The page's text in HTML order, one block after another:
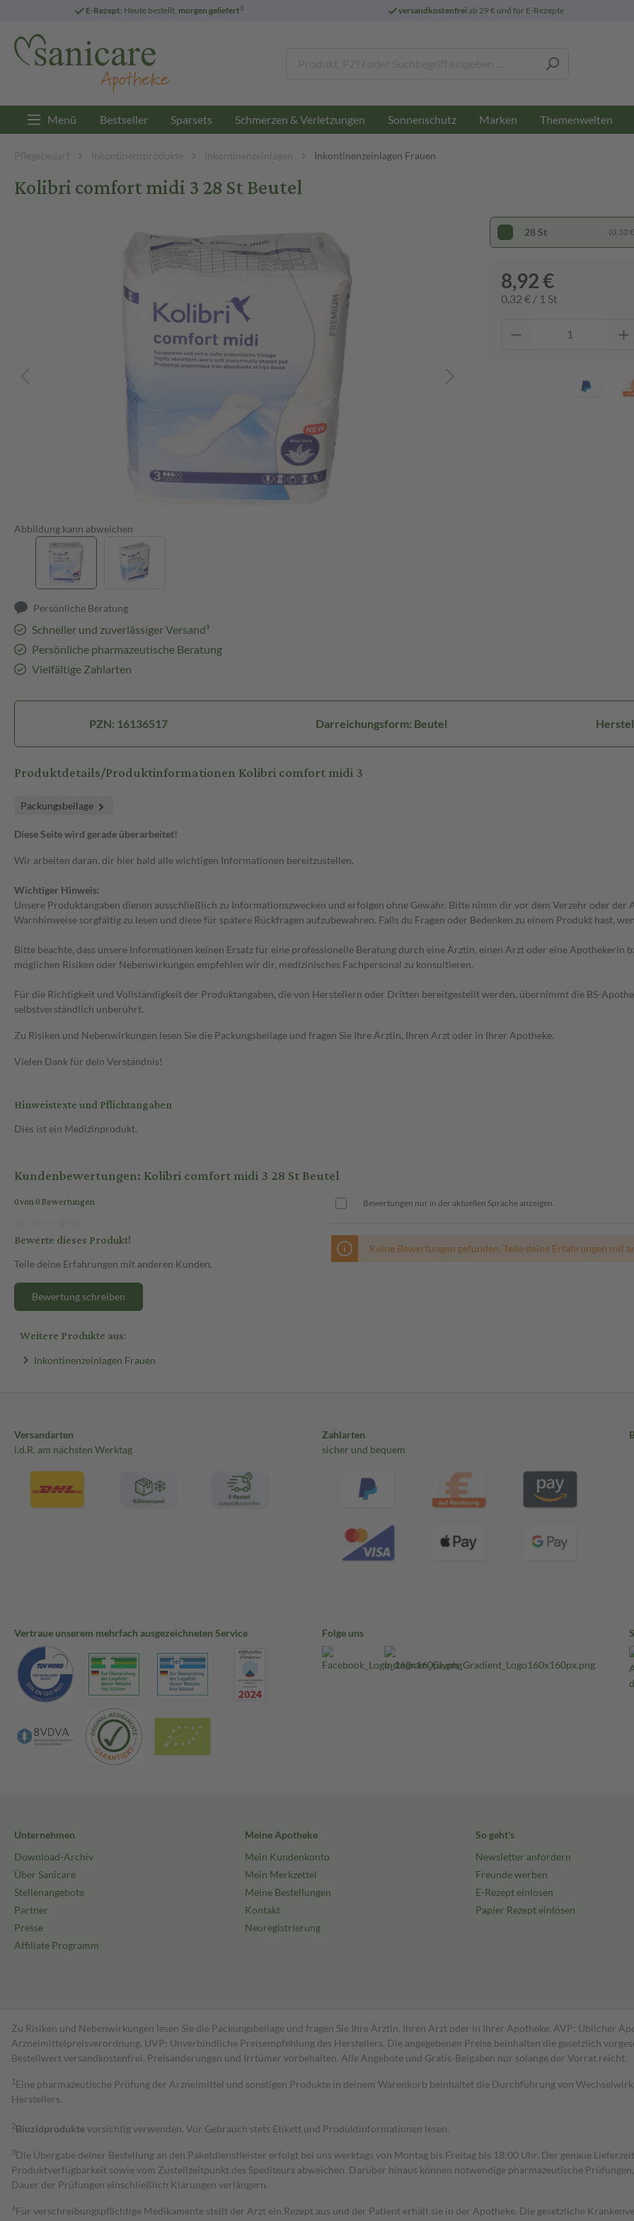
E-Rezept: Heute bestellt, morgen geliefert3 versandkostenfreiab 29 € und für E-Rezepte
Menü Bestseller Sparsets Schmerzen & Verletzungen Sonnenschutz Marken Themenwelten
Pflegebedarf Inkontinenzprodukte Inkontinenzeinlagen Inkontinenzeinlagen Frauen
Kolibri comfort midi 3 28 St Beutel
Abbildung kann abweichen
Persönliche Beratung
Schneller und zuverlässiger Versand³
Persönliche pharmazeutische Beratung
Vielfältige Zahlarten
28 St (0,32
8,92 €
0,32 € / 1 St
PZN: 16136517 Darreichungsform: Beutel
Produktdetails/Produktinformationen Kolibri comfort midi 3
Packungsbeilage
Diese Seite wird gerade überarbeitet!
Wir arbeiten daran, dir hier bald alle wichtigen Informationen bereitzustellen.
Wichtiger Hinweis:
Unsere Produktangaben dienen ausschließlich zu Informationszwecken und erfolgen ohne Gewähr. Bitte nimm dir vor dem Verzehr oder
Warnhinweise sorgfältig zu lesen und diese für spätere Rückfragen aufzubewahren. Falls du Fragen oder Bedenken zu einem Produkt hast,
Bitte beachte, dass unsere Informationen keinen Ersatz für eine professionelle Beratung durch eine Ärztin, einen Arzt oder eine Apothekerin
möglichen Risiken oder Nebenwirkungen empfehlen wir dir, medizinisches Fachpersonal zu konsultieren.
Für die Richtigkeit und Vollständigkeit der Produktangaben, die von Herstellern oder Dritten bereitgestellt werden, übernimmt die BS-
selbstverständlich unberührt.
Zu Risiken und Nebenwirkungen lesen Sie die Packungsbeilage und fragen Sie Ihre Ärztin, Ihren Arzt oder in Ihrer Apotheke.
Vielen Dank für dein Verständnis!
Hinweistexte und Pflichtangaben
Dies ist ein Medizinprodukt.
Kundenbewertungen: Kolibri comfort midi 3 28 St Beutel
0 von 0 Bewertungen
Bewerte dieses Produkt!
Teile deine Erfahrungen mit anderen Kunden.
Bewertung schreiben
Bewertungen nur in der aktuellen Sprache anzeigen.
Keine Bewertungen gefunden. Teile deine Erfahrungen mit
Weitere Produkte aus:
Inkontinenzeinlagen Frauen
Versandarten
i.d.R. am nächsten Werktag
Zahlarten
sicher und bequem
Vertraue unserem mehrfach ausgezeichneten Service Folge uns
Unternehmen
Download-Archiv
Über Sanicare
Stellenangebote
Partner
Presse
Affiliate Programm
Meine Apotheke
Mein Kundenkonto
Mein Merkzettel
Meine Bestellungen
Kontakt
Neuregistrierung
So geht's
Newsletter anfordern
Freunde werben
E-Rezept einlösen
Papier Rezept einlösen
Zu Risiken und Nebenwirkungen lesen Sie die Packungsbeilage und fragen Sie Ihre Ärztin, Ihren Arzt oder in Ihrer Apotheke. AVP: Üblicher
Arzneimittelpreisverordnung. UVP: Unverbindliche Preisempfehlung des Herstellers. Die angegebenen Preise beinhalten die gesetzlich
Bestell­wert versand­kosten­frei. Preisänderungen und Irrtümer vorbehalten. Alle Angebote und Gratis-Beigaben nur solange der Vorrat reicht.
1 Eine pharmazeutische Prüfung der Arzneimittel und sonstigen Produkte in deinem Warenkorb beinhaltet die Durchführung von
Herstellers.
2Biozidproduktevorsichtig verwenden. Vor Gebrauch stets Etikett und Produktinformationen lesen.
3Die Übergabe deiner Bestellung an den Paketdienstleister erfolgt bei uns werktags von Montag bis Freitag bis 18:00 Uhr. Der genaue
Produktverfügbarkeit sowie vom Zustellzeitpunkt des Spediteurs abweichen. Darüber hinaus können notwendige pharmazeutische
Dauer der Prüfungen einschließlich Klärungen verlängern.
4Für verschreibungspflichtige Medikamente stellt der Arzt ein Rezept aus und der Patient erhält sie in der Apotheke. Die gesetzliche